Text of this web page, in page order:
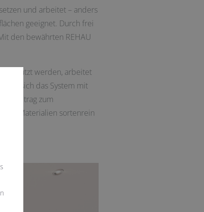
und arbeitet – anders
geeignet. Durch frei
den bewährten REHAU
genutzt werden, arbeitet
sich das System mit
Beitrag zum
Materialien sortenrein